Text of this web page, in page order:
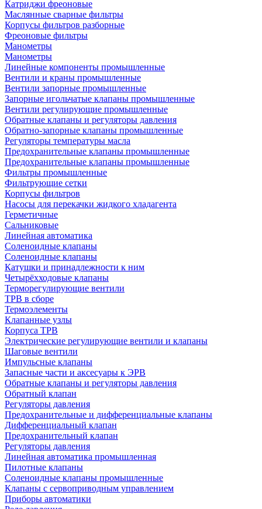
Катриджи фреоновые
Маслянные сварные фильтры
Корпусы фильтров разборные
Фреоновые фильтры
Манометры
Манометры
Линейные компоненты промышленные
Вентили и краны промышленные
Вентили запорные промышленные
Запорные игольчатые клапаны промышленные
Вентили регулирующие промышленные
Обратные клапаны и регуляторы давления
Обратно-запорные клапаны промышленные
Регуляторы температуры масла
Предохранительные клапаны промышленные
Предохранительные клапаны промышленные
Фильтры промышленные
Фильтрующие сетки
Корпусы фильтров
Насосы для перекачки жидкого хладагента
Герметичные
Сальниковые
Линейная автоматика
Соленоидные клапаны
Соленоидные клапаны
Катушки и принадлежности к ним
Четырёхходовые клапаны
Терморегулирующие вентили
ТРВ в сборе
Термоэлементы
Клапанные узлы
Корпуса ТРВ
Электрические регулирующие вентили и клапаны
Шаговые вентили
Импульсные клапаны
Запасные части и аксесуары к ЭРВ
Обратные клапаны и регуляторы давления
Обратный клапан
Регуляторы давления
Предохранительные и дифференциальные клапаны
Дифференциальный клапан
Предохранительный клапан
Регуляторы давления
Линейная автоматика промышленная
Пилотные клапаны
Соленоидные клапаны промышленные
Клапаны с сервоприводным управлением
Приборы автоматики